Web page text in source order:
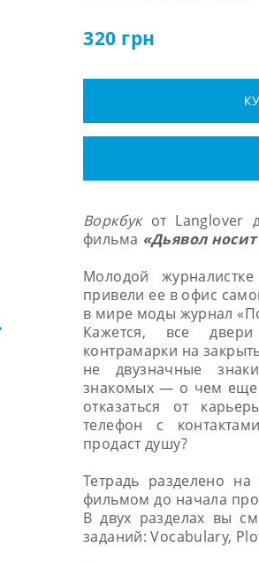
320 грн
Воркбукот Langlover
фильма «Дьявол
Молодой
привели ее в офис
в мире моды журнал
Кажется, все
контрамарки на
не двузначные
знакомых — о чем еще
отказаться от
телефон с
продаст душу?
Тетрадь разделено
фильмом до начала
В двух разделах вы
заданий: Vocabulary,